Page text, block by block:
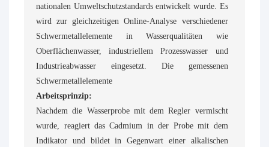
nationalen Umweltschutzstandards entwickelt wurde. Es
wird zur gleichzeitigen Online-Analyse verschiedener
Schwermetallelemente in Wasserqualitäten wie
Oberflächenwasser, industriellem Prozesswasser und
Industrieabwasser eingesetzt. Die gemessenen
Schwermetallelemente
Arbeitsprinzip:
Nachdem die Wasserprobe mit dem Regler vermischt
wurde, reagiert das Cadmium in der Probe mit dem
Indikator und bildet in Gegenwart einer alkalischen